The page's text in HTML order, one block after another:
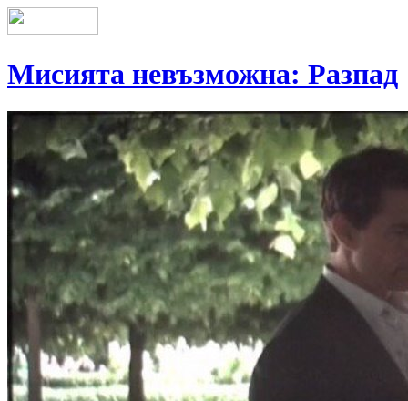
Мисията невъзможна: Разпад